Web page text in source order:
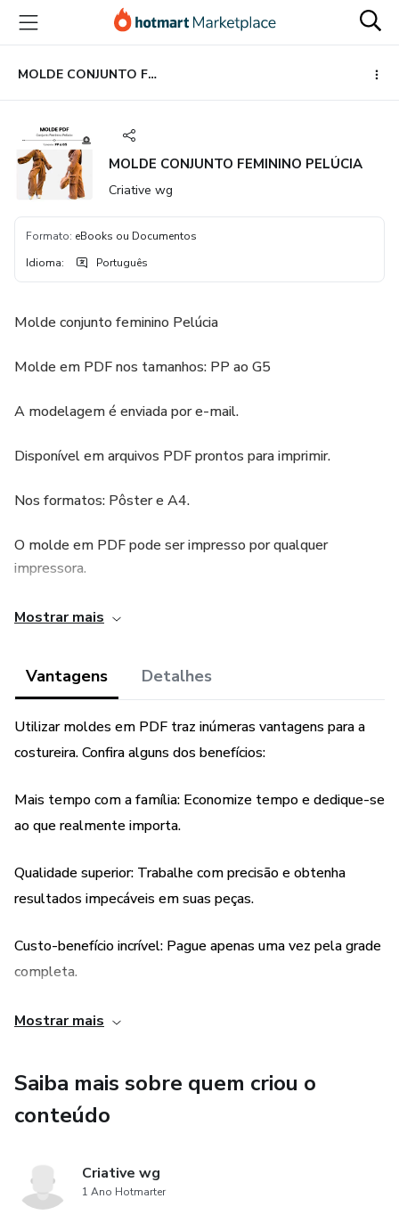
para
conteúdo
principal
para
pagamento
para
rodapé
MOLDE CONJUNTO FEMININO PELÚCIA
MOLDE CONJUNTO FEMININO PELÚCIA
Criative wg
Formato: eBooks ou Documentos
Idioma: Português
Molde conjunto feminino Pelúcia
Molde em PDF nos tamanhos: PP ao G5
A modelagem é enviada por e-mail.
Disponível em arquivos PDF prontos para imprimir.
Nos formatos: Pôster e A4.
O molde em PDF pode ser impresso por qualquer
impressora.
O molde foi testado e aprovado por modelista.
Molde com detalhes técnicos que auxiliam na confeção do
projeto.
acesso por e-mail.- Moldes graduados e agrupados um
dentro do outro.- Testado e aprovado por modelista.-
Acompanha ficha técnica.- Moldes numerados e fáceis de
Medidas ABNT Industrial- Molde feito para costureiras
iniciantes ou profissionais.
Mostrar mais
Vantagens Detalhes
Utilizar moldes em PDF traz inúmeras vantagens para a
costureira. Confira alguns dos benefícios:
Mais tempo com a família: Economize tempo e dedique-se
ao que realmente importa.
Qualidade superior: Trabalhe com precisão e obtenha
resultados impecáveis em suas peças.
Custo-benefício incrível: Pague apenas uma vez pela grade
completa.
Durabilidade: Imprima o molde uma vez e use-o em vários
Parabéns por escolher esta modelagem incrível!
Mostrar mais
Saiba mais sobre quem criou o
conteúdo
Criative wg
1 Ano Hotmarter